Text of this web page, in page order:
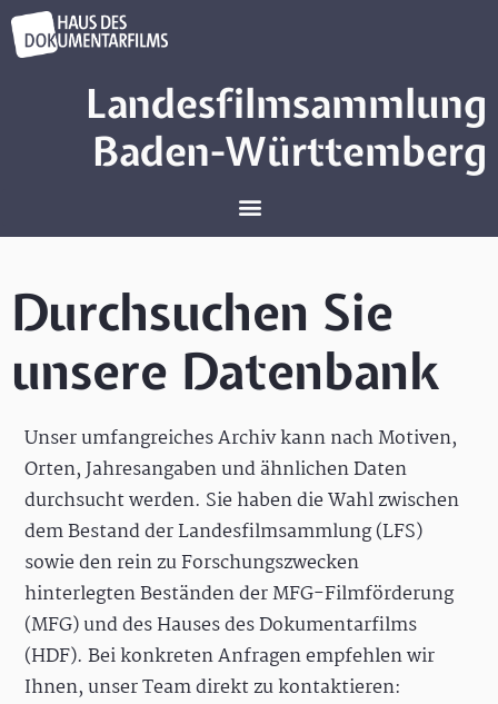
Landesfilmsammlung
Baden-Württemberg
Durchsuchen Sie
unsere Datenbank
Unser umfangreiches Archiv kann nach Motiven,
Orten, Jahresangaben und ähnlichen Daten
durchsucht werden. Sie haben die Wahl zwischen
dem Bestand der Landesfilmsammlung (LFS)
sowie den rein zu Forschungszwecken
hinterlegten Beständen der MFG-Filmförderung
(MFG) und des Hauses des Dokumentarfilms
(HDF). Bei konkreten Anfragen empfehlen wir
Ihnen, unser Team direkt zu kontaktieren: